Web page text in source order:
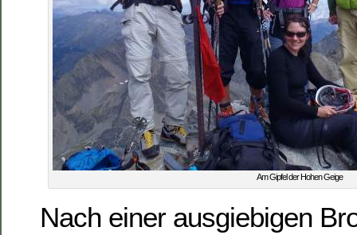
Am Gipfel der Hohen Geige
Nach einer ausgiebigen